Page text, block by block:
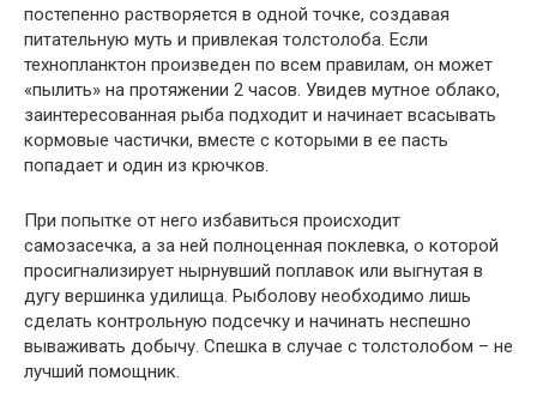
постепенно растворяется в одной точке, создавая
питательную муть и привлекая толстолоба. Если
технопланктон произведен по всем правилам, он может
«пылить» на протяжении 2 часов. Увидев мутное облако,
заинтересованная рыба подходит и начинает всасывать
кормовые частички, вместе с которыми в ее пасть
попадает и один из крючков.
При попытке от него избавиться происходит
самозасечка, а за ней полноценная поклевка, о которой
просигнализирует нырнувший поплавок или выгнутая в
дугу вершинка удилища. Рыболову необходимо лишь
сделать контрольную подсечку и начинать неспешно
вываживать добычу. Спешка в случае с толстолобом – не
лучший помощник.